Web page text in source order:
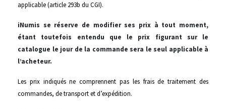
applicable (article 293b du CGI).
iNumis se réserve de modifier ses prix à tout moment,
étant toutefois entendu que le prix figurant sur le
catalogue le jour de la commande sera le seul applicable à
l’acheteur.
Les prix indiqués ne comprennent pas les frais de traitement des
commandes, de transport et d’expédition.